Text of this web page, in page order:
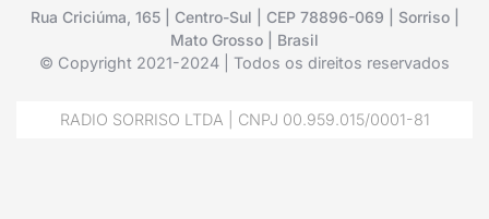
Rua Criciúma, 165 | Centro-Sul | CEP 78896-069 | Sorriso |
Mato Grosso | Brasil
© Copyright 2021-2024 | Todos os direitos reservados
RADIO SORRISO LTDA | CNPJ 00.959.015/0001-81